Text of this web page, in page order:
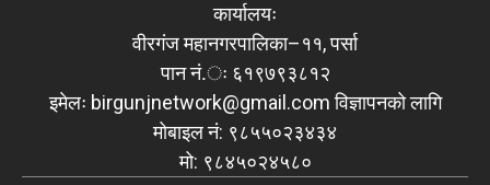
कार्यालयः
वीरगंज महानगरपालिका–११, पर्सा
पान नं.ः ६१९७९३८१२
इमेलः birgunjnetwork@gmail.comविज्ञापनको लागि
मोबाइल नं: ९८५५०२३४३४
मो: ९८४५०२४५८०